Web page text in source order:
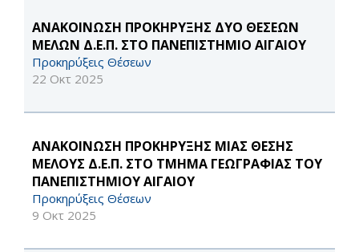
ΑΝΑΚΟΙΝΩΣΗ ΠΡΟΚΗΡΥΞΗΣ ΔΥΟ ΘΕΣΕΩΝ
ΜΕΛΩΝ Δ.Ε.Π. ΣΤΟ ΠΑΝΕΠΙΣΤΗΜΙΟ ΑΙΓΑΙΟΥ
Προκηρύξεις Θέσεων
22 Οκτ 2025
ΑΝΑΚΟΙΝΩΣΗ ΠΡΟΚΗΡΥΞΗΣ ΜΙΑΣ ΘΕΣΗΣ
ΜΕΛΟΥΣ Δ.Ε.Π. ΣΤΟ ΤΜΗΜΑ ΓΕΩΓΡΑΦΙΑΣ ΤΟΥ
ΠΑΝΕΠΙΣΤΗΜΙΟΥ ΑΙΓΑΙΟΥ
Προκηρύξεις Θέσεων
9 Οκτ 2025